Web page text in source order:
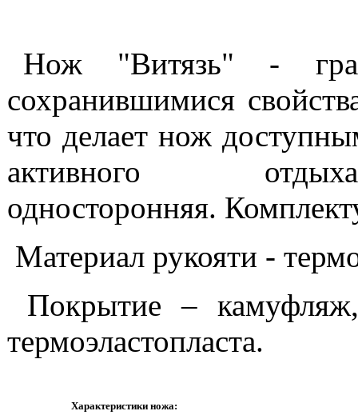
Нож "Витязь" -
сохранившимися
что делает нож
активного
односторонняя.
Материал рукояти -
Покрытие –
термоэластопласта.
Характеристики ножа: